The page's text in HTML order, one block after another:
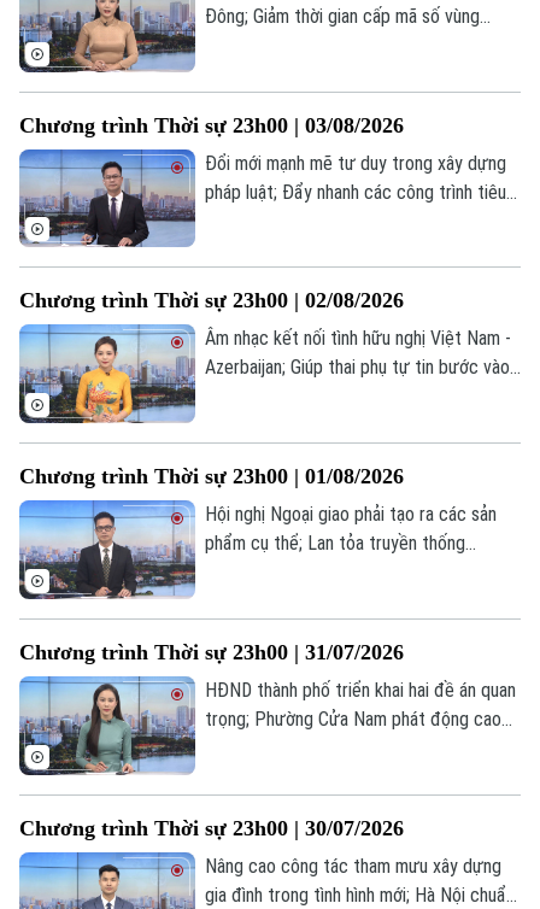
Chuyên mục
Đông; Giảm thời gian cấp mã số vùng
23h00 hôm nay.
Chương trình Thời sự 23h00 | 03/08/2026
Đổi mới mạnh mẽ tư duy trong xây dựng
pháp luật; Đẩy nhanh các công trình tiêu
23h00 hôm nay.
Chương trình Thời sự 23h00 | 02/08/2026
Âm nhạc kết nối tình hữu nghị Việt Nam -
Azerbaijan; Giúp thai phụ tự tin bước vào
23h00 hôm nay.
Chương trình Thời sự 23h00 | 01/08/2026
Hội nghị Ngoại giao phải tạo ra các sản
phẩm cụ thể; Lan tỏa truyền thống
thời sự 23h00 hôm nay.
Chương trình Thời sự 23h00 | 31/07/2026
HĐND thành phố triển khai hai đề án quan
trọng; Phường Cửa Nam phát động cao
chương trình thời sự 23h00 hôm nay.
Chương trình Thời sự 23h00 | 30/07/2026
Nâng cao công tác tham mưu xây dựng
gia đình trong tình hình mới; Hà Nội chuẩn